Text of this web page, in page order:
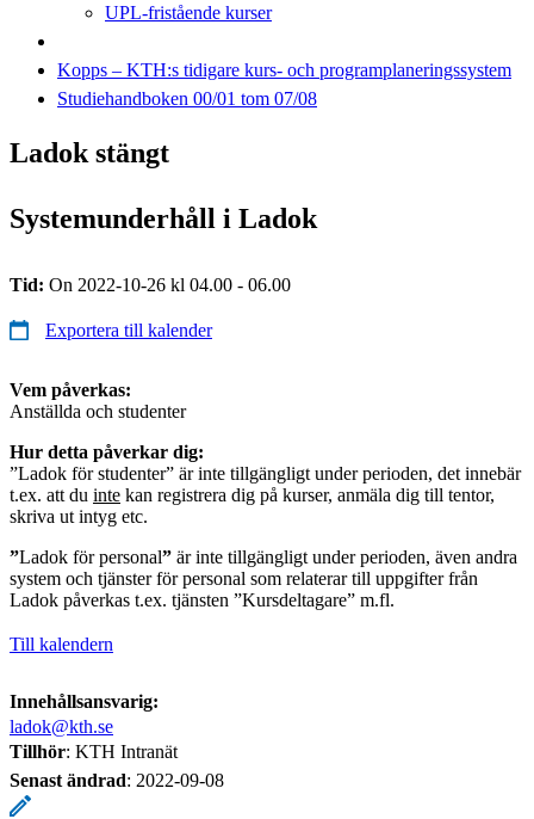
UPL-fristående kurser
Kopps – KTH:s tidigare kurs- och programplaneringssystem
Studiehandboken 00/01 tom 07/08
Ladok stängt
Systemunderhåll i Ladok
Tid: On 2022-10-26 kl 04.00 - 06.00
Exportera till kalender
Vem påverkas:
Anställda och studenter
Hur detta påverkar dig:
”Ladok för studenter” är inte tillgängligt under perioden, det innebär
t.ex. att du inte kan registrera dig på kurser, anmäla dig till tentor,
skriva ut intyg etc.
”Ladok för personal” är inte tillgängligt under perioden, även andra
system och tjänster för personal som relaterar till uppgifter från
Ladok påverkas t.ex. tjänsten ”Kursdeltagare” m.fl.
Till kalendern
Innehållsansvarig:
ladok@kth.se
Tillhör: KTH Intranät
Senast ändrad: 2022-09-08